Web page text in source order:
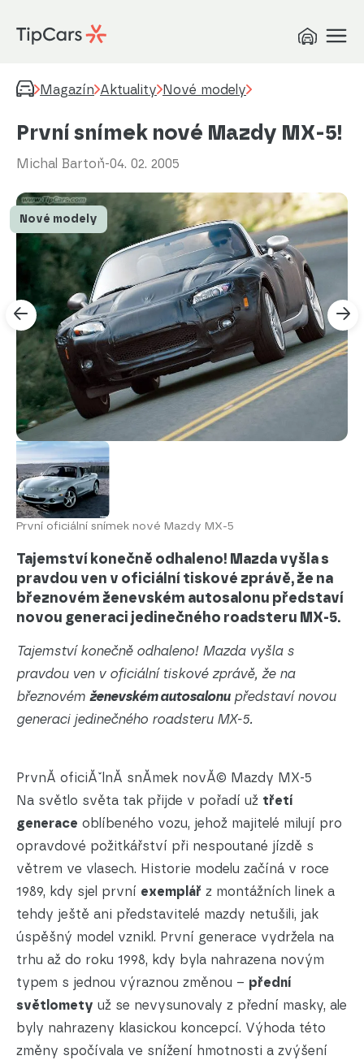
Magazín Aktuality Nové modely
První snímek nové Mazdy MX-5!
Michal Bartoň-04. 02. 2005
První oficiální snímek nové Mazdy MX-5
Nové modely
Tajemství konečně odhaleno! Mazda vyšla s
pravdou ven v oficiální tiskové zprávě, že na
březnovém ženevském autosalonu představí
novou generaci jedinečného roadsteru MX-5.
Tajemství konečně odhaleno! Mazda vyšla s
pravdou ven v oficiální tiskové zprávě, že na
březnovém ženevském autosalonupředstaví novou
generaci jedinečného roadsteru MX-5.
PrvnĂ­ oficiĂˇlnĂ­ snĂ­mek novĂ© Mazdy MX-5
Na světlo světa tak přijde v pořadí už třetí
generace oblíbeného vozu, jehož majitelé milují pro
opravdové požitkářství při nespoutané jízdě s
větrem ve vlasech. Historie modelu začíná v roce
1989, kdy sjel první exemplář z montážních linek a
tehdy ještě ani představitelé mazdy netušili, jak
úspěšný model vznikl. První generace vydržela na
trhu až do roku 1998, kdy byla nahrazena novým
typem s jednou výraznou změnou – přední
světlomety už se nevysunovaly z přední masky, ale
byly nahrazeny klasickou koncepcí. Výhoda této
změny spočívala ve snížení hmotnosti a zvýšení